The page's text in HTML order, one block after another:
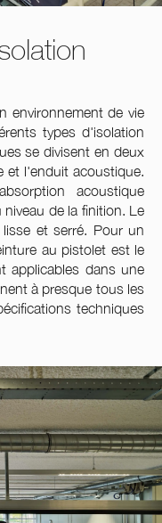
environnement de vie
types d'isolation
se divisent en deux
et l'enduit acoustique.
acoustique
de la finition. Le
et serré. Pour un
au pistolet est le
applicables dans une
à presque tous les
techniques